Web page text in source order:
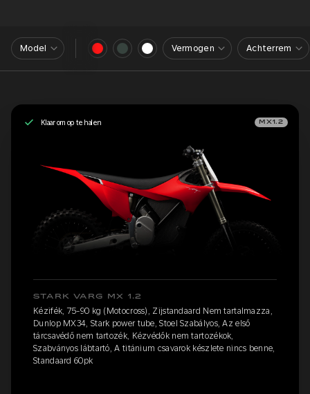
Model Vermogen Achterrem
Klaar om op te halen MX1.2
STARK VARG MX 1.2
Kézifék, 75-90 kg (Motocross), Zijstandaard Nem tartalmazza,
Dunlop MX34, Stark power tube, Stoel Szabályos, Az első
tárcsavédő nem tartozék, Kézvédők nem tartozékok,
Szabványos lábtartó, A titánium csavarok készlete nincs benne,
Standaard 60pk